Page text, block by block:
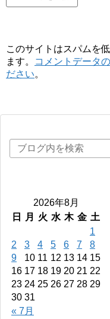
このサイトはスパムを
ます。
コメントデータ
ださい。
2026年8月
日
月 火 水 木 金 土
« 7月
1
2
3 4 5 6 7
8
9
10 11 12 13 14 15
16 17 18 19 20 21 22
23 24 25 26 27 28 29
30 31